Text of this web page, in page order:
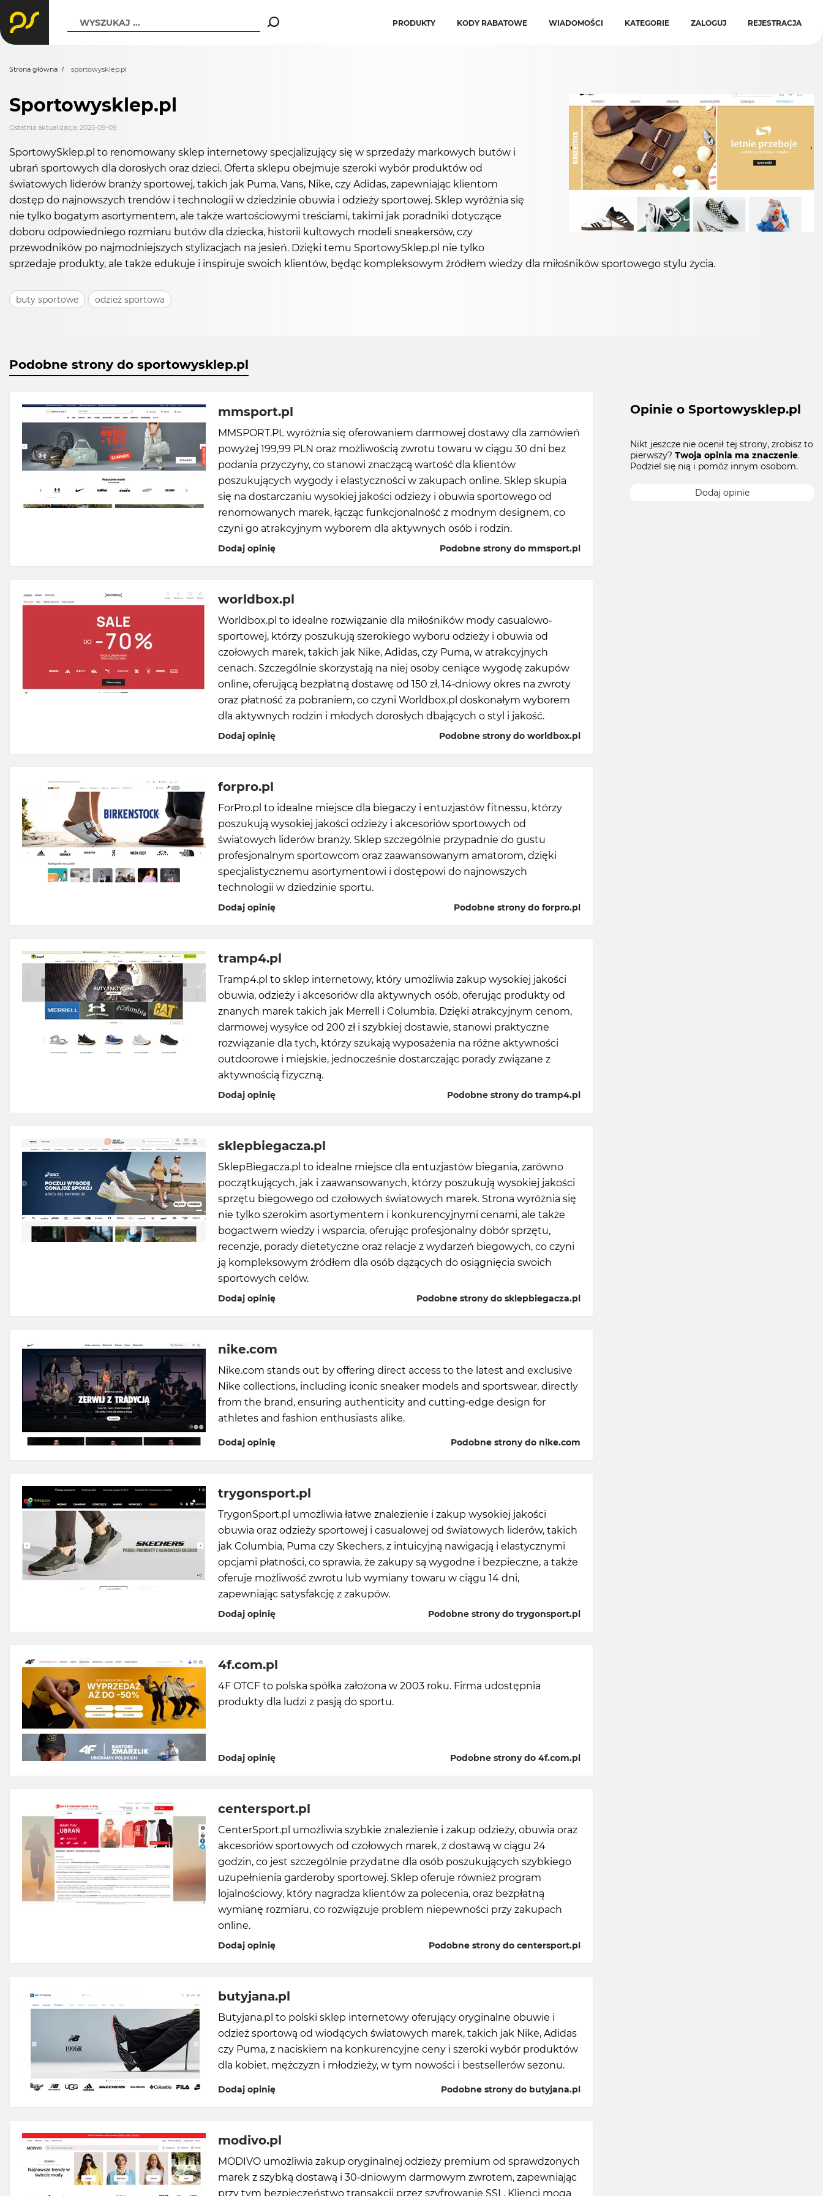
WYSZUKAJ ... PRODUKTY KODY RABATOWE WIADOMOŚCI KATEGORIE ZALOGUJ REJESTRACJA
Strona główna sportowysklep.pl
Sportowysklep.pl
Ostatnia aktualizacja: 2025-09-09
SportowySklep.pl to renomowany sklep internetowy specjalizujący się w sprzedaży markowych butów i
ubrań sportowych dla dorosłych oraz dzieci. Oferta sklepu obejmuje szeroki wybór produktów od
światowych liderów branży sportowej, takich jak Puma, Vans, Nike, czy Adidas, zapewniając klientom
dostęp do najnowszych trendów i technologii w dziedzinie obuwia i odzieży sportowej. Sklep wyróżnia się
nie tylko bogatym asortymentem, ale także wartościowymi treściami, takimi jak poradniki dotyczące
doboru odpowiedniego rozmiaru butów dla dziecka, historii kultowych modeli sneakersów, czy
przewodników po najmodniejszych stylizacjach na jesień. Dzięki temu SportowySklep.pl nie tylko
sprzedaje produkty, ale także edukuje i inspiruje swoich klientów, będąc kompleksowym źródłem wiedzy dla miłośników sportowego stylu życia.
buty sportowe odzież sportowa
Podobne strony do sportowysklep.pl
mmsport.pl
MMSPORT.PL wyróżnia się oferowaniem darmowej dostawy dla zamówień
powyżej 199,99 PLN oraz możliwością zwrotu towaru w ciągu 30 dni bez
podania przyczyny, co stanowi znaczącą wartość dla klientów
poszukujących wygody i elastyczności w zakupach online. Sklep skupia
się na dostarczaniu wysokiej jakości odzieży i obuwia sportowego od
renomowanych marek, łącząc funkcjonalność z modnym designem, co
czyni go atrakcyjnym wyborem dla aktywnych osób i rodzin.
Dodaj opinię Podobne strony do mmsport.pl
worldbox.pl
Worldbox.pl to idealne rozwiązanie dla miłośników mody casualowo-
sportowej, którzy poszukują szerokiego wyboru odzieży i obuwia od
czołowych marek, takich jak Nike, Adidas, czy Puma, w atrakcyjnych
cenach. Szczególnie skorzystają na niej osoby ceniące wygodę zakupów
online, oferującą bezpłatną dostawę od 150 zł, 14-dniowy okres na zwroty
oraz płatność za pobraniem, co czyni Worldbox.pl doskonałym wyborem
dla aktywnych rodzin i młodych dorosłych dbających o styl i jakość.
Dodaj opinię Podobne strony do worldbox.pl
forpro.pl
ForPro.pl to idealne miejsce dla biegaczy i entuzjastów fitnessu, którzy
poszukują wysokiej jakości odzieży i akcesoriów sportowych od
światowych liderów branży. Sklep szczególnie przypadnie do gustu
profesjonalnym sportowcom oraz zaawansowanym amatorom, dzięki
specjalistycznemu asortymentowi i dostępowi do najnowszych
technologii w dziedzinie sportu.
Dodaj opinię Podobne strony do forpro.pl
tramp4.pl
Tramp4.pl to sklep internetowy, który umożliwia zakup wysokiej jakości
obuwia, odzieży i akcesoriów dla aktywnych osób, oferując produkty od
znanych marek takich jak Merrell i Columbia. Dzięki atrakcyjnym cenom,
darmowej wysyłce od 200 zł i szybkiej dostawie, stanowi praktyczne
rozwiązanie dla tych, którzy szukają wyposażenia na różne aktywności
outdoorowe i miejskie, jednocześnie dostarczając porady związane z
aktywnością fizyczną.
Dodaj opinię Podobne strony do tramp4.pl
sklepbiegacza.pl
SklepBiegacza.pl to idealne miejsce dla entuzjastów biegania, zarówno
początkujących, jak i zaawansowanych, którzy poszukują wysokiej jakości
sprzętu biegowego od czołowych światowych marek. Strona wyróżnia się
nie tylko szerokim asortymentem i konkurencyjnymi cenami, ale także
bogactwem wiedzy i wsparcia, oferując profesjonalny dobór sprzętu,
recenzje, porady dietetyczne oraz relacje z wydarzeń biegowych, co czyni
ją kompleksowym źródłem dla osób dążących do osiągnięcia swoich
sportowych celów.
Dodaj opinię Podobne strony do sklepbiegacza.pl
nike.com
Nike.com stands out by offering direct access to the latest and exclusive
Nike collections, including iconic sneaker models and sportswear, directly
from the brand, ensuring authenticity and cutting-edge design for
athletes and fashion enthusiasts alike.
Dodaj opinię Podobne strony do nike.com
trygonsport.pl
TrygonSport.pl umożliwia łatwe znalezienie i zakup wysokiej jakości
obuwia oraz odzieży sportowej i casualowej od światowych liderów, takich
jak Columbia, Puma czy Skechers, z intuicyjną nawigacją i elastycznymi
opcjami płatności, co sprawia, że zakupy są wygodne i bezpieczne, a także
oferuje możliwość zwrotu lub wymiany towaru w ciągu 14 dni,
zapewniając satysfakcję z zakupów.
Dodaj opinię Podobne strony do trygonsport.pl
4f.com.pl
4F OTCF to polska spółka założona w 2003 roku. Firma udostępnia
produkty dla ludzi z pasją do sportu.
Dodaj opinię Podobne strony do 4f.com.pl
centersport.pl
CenterSport.pl umożliwia szybkie znalezienie i zakup odzieży, obuwia oraz
akcesoriów sportowych od czołowych marek, z dostawą w ciągu 24
godzin, co jest szczególnie przydatne dla osób poszukujących szybkiego
uzupełnienia garderoby sportowej. Sklep oferuje również program
lojalnościowy, który nagradza klientów za polecenia, oraz bezpłatną
wymianę rozmiaru, co rozwiązuje problem niepewności przy zakupach
online.
Dodaj opinię Podobne strony do centersport.pl
butyjana.pl
Butyjana.pl to polski sklep internetowy oferujący oryginalne obuwie i
odzież sportową od wiodących światowych marek, takich jak Nike, Adidas
czy Puma, z naciskiem na konkurencyjne ceny i szeroki wybór produktów
dla kobiet, mężczyzn i młodzieży, w tym nowości i bestsellerów sezonu.
Dodaj opinię Podobne strony do butyjana.pl
modivo.pl
MODIVO umożliwia zakup oryginalnej odzieży premium od sprawdzonych
marek z szybką dostawą i 30-dniowym darmowym zwrotem, zapewniając
przy tym bezpieczeństwo transakcji przez szyfrowanie SSL. Klienci mogą
Opinie o Sportowysklep.pl
Nikt jeszcze nie ocenił tej strony, zrobisz to
pierwszy? Twoja opinia ma znaczenie.
Podziel się nią i pomóż innym osobom.
Dodaj opinie